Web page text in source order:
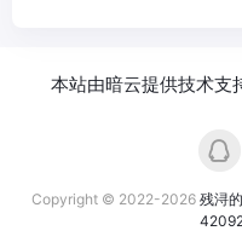
本站由暗云提供技术支
Copyright © 2022-2026 残浔